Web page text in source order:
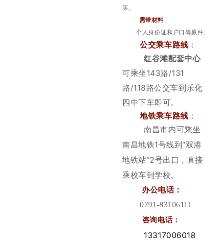
等。
需带材料
个人身份证和户口簿原件;
公交乘车路线 ：
红谷滩配套中心
可乘坐143路/131
路/118路公交车到乐化
四中下车即可。
地铁乘车路线 ：
南昌市内可乘坐
南昌地铁1号线到“双港
地铁站”2号出口，直接
乘校车到学校。
办公电话：
0791-83106111
咨询电话：
13317006018